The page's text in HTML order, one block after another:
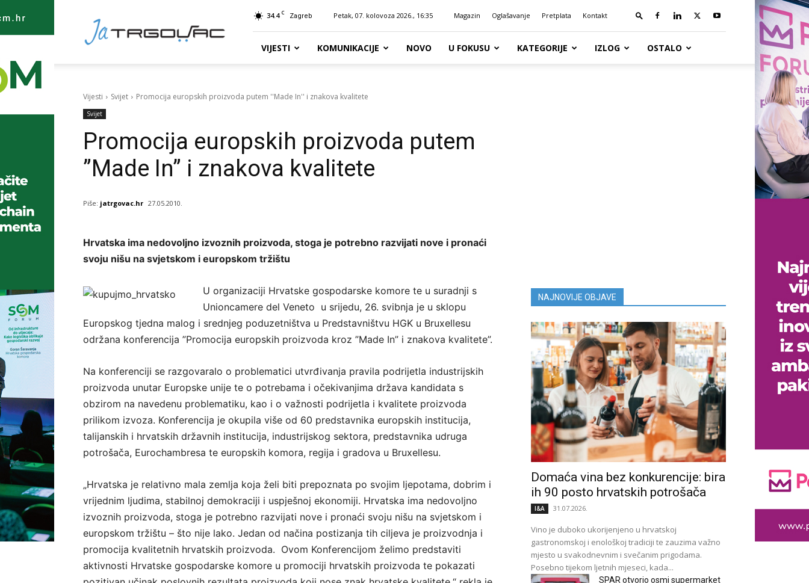
TRGOVAC
34.4 C Zagreb Petak, 07. kolovoza 2026., 16:35 Magazin Oglašavanje Pretplata Kontakt
VIJESTI KOMUNIKACIJE NOVO U FOKUSU KATEGORIJE IZLOG OSTALO
Vijesti Svijet Promocija europskih proizvoda putem ''Made In'' i znakova kvalitete
Svijet
Promocija europskih proizvoda putem
”Made In” i znakova kvalitete
Piše: jatrgovac.hr 27.05.2010.
Hrvatska ima nedovoljno izvoznih proizvoda, stoga je potrebno razvijati nove i pronaći
svoju nišu na svjetskom i europskom tržištu
U organizaciji Hrvatske gospodarske komore te u suradnji s
Unioncamere del Veneto u srijedu, 26. svibnja je u sklopu
Europskog tjedna malog i srednjeg poduzetništva u Predstavništvu HGK u Bruxellesu
održana konferencija ”Promocija europskih proizvoda kroz ”Made In” i znakova kvalitete”.
Na konferenciji se razgovaralo o problematici utvrđivanja pravila podrijetla industrijskih
proizvoda unutar Europske unije te o potrebama i očekivanjima država kandidata s
obzirom na navedenu problematiku, kao i o važnosti podrijetla i kvalitete proizvoda
prilikom izvoza. Konferencija je okupila više od 60 predstavnika europskih institucija,
talijanskih i hrvatskih državnih institucija, industrijskog sektora, predstavnika udruga
potrošača, Eurochambresa te europskih komora, regija i gradova u Bruxellesu.
„Hrvatska je relativno mala zemlja koja želi biti prepoznata po svojim ljepotama, dobrim i
vrijednim ljudima, stabilnoj demokraciji i uspješnoj ekonomiji. Hrvatska ima nedovoljno
izvoznih proizvoda, stoga je potrebno razvijati nove i pronaći svoju nišu na svjetskom i
europskom tržištu – što nije lako. Jedan od načina postizanja tih ciljeva je proizvodnja i
promocija kvalitetnih hrvatskih proizvoda. Ovom Konferencijom želimo predstaviti
aktivnosti Hrvatske gospodarske komore u promociji hrvatskih proizvoda te pokazati
NAJNOVIJE OBJAVE
Domaća vina bez konkurencije: bira
ih 90 posto hrvatskih potrošača
I&A 31.07.2026.
Vino je duboko ukorijenjeno u hrvatskoj
gastronomskoj i enološkoj tradiciji te zauzima važno
mjesto u svakodnevnim i svečanim prigodama.
Posebno tijekom ljetnih mjeseci, kada...
SPAR otvorio osmi supermarket